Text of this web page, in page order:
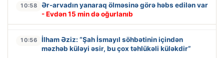
10:58
Ər-arvadın yanaraq ölməsinə görə həbs edilən var
- Evdən 15 min də oğurlanıb
10:56
İlham Əziz: “Şah İsmayıl söhbətinin içindən
məzhəb küləyi əsir, bu çox təhlükəli küləkdir”